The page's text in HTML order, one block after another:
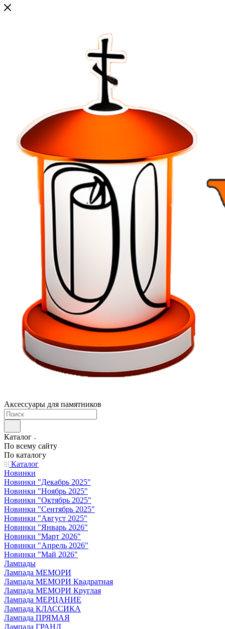
Аксессуары для памятников
Каталог
По всему сайту
По каталогу
Каталог
Новинки
Новинки "Декабрь 2025"
Новинки "Ноябрь 2025"
Новинки "Октябрь 2025"
Новинки "Сентябрь 2025"
Новинки "Август 2025"
Новинки "Январь 2026"
Новинки "Март 2026"
Новинки "Апрель 2026"
Новинки "Май 2026"
Лампады
Лампада МЕМОРИ
Лампада МЕМОРИ Квадратная
Лампада МЕМОРИ Круглая
Лампада МЕРЦАНИЕ
Лампада КЛАССИКА
Лампада ПРЯМАЯ
Лампада ГРАНД